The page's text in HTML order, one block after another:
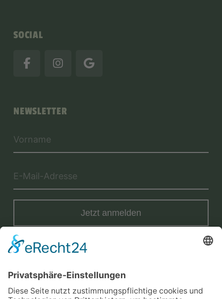
SOCIAL
NEWSLETTER
Jetzt anmelden
Mit der Eintragung in dem Newsletter erkläre ich mich mit der